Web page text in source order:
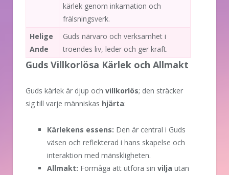
kärlek genom inkarnation och
frälsningsverk.
Helige
Ande
Guds närvaro och verksamhet i
troendes liv, leder och ger kraft.
Guds Villkorlösa Kärlek och Allmakt
Guds kärlek är djup och villkorlös; den sträcker
sig till varje människas hjärta:
Kärlekens essens: Den är central i Guds
väsen och reflekterad i hans skapelse och
interaktion med mänskligheten.
Allmakt: Förmåga att utföra sin vilja utan